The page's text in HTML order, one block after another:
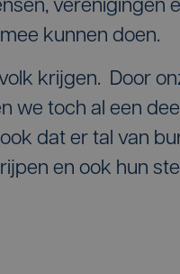
verenigingen
kunnen doen.
krijgen. Door
we toch al een
dat er tal van
en ook hun